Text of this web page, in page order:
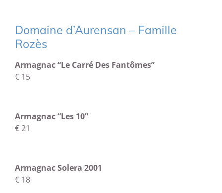
Domaine d’Aurensan – Famille
Rozès
Armagnac “Le Carré Des Fantômes”
€ 15
Armagnac “Les 10”
€ 21
Armagnac Solera 2001
€ 18